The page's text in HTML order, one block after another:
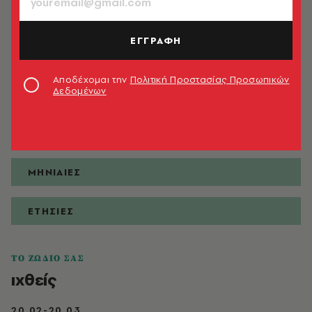
ΠΡΟΒΛΕΨΕΙΣ
ΗΜΕΡΗΣΙΕΣ
ΜΗΝΙΑΙΕΣ
ΕΤΗΣΙΕΣ
ΤΟ ΖΩΔΙΟ ΣΑΣ
ιχθείς
ΕΓΓΡΑΦΗ
Αποδέχομαι την Πολιτική Προστασίας Προσωπικών
Δεδομένων